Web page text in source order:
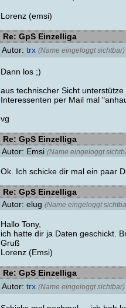
Lorenz (emsi)
Re: GpS Einzelliga
Autor: trx (Name eingeloggt sichtbar)
Dann los ;)
aus technischer Sicht
Interessenten per Mail mal
vg
Re: GpS Einzelliga
Autor: Emsi (Name eingeloggt
Ok. Ich schicke dir mal ein paar
Re: GpS Einzelliga
Autor: elug (Name eingeloggt
Hallo Tony,
ich hatte dir ja Daten geschickt.
Gruß
Lorenz (Emsi)
Re: GpS Einzelliga
Autor: trx (Name eingeloggt sichtbar)